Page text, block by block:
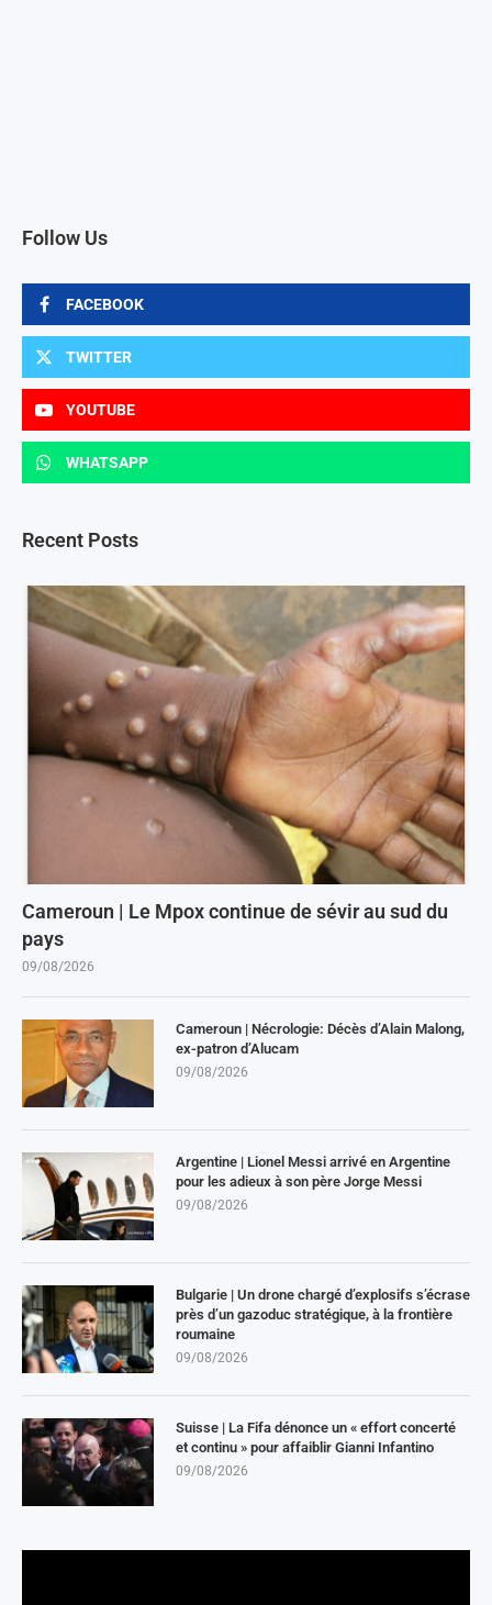
Follow Us
FACEBOOK
TWITTER
YOUTUBE
WHATSAPP
Recent Posts
Cameroun | Le Mpox continue de sévir au sud du
pays
09/08/2026
Cameroun | Nécrologie: Décès d’Alain Malong,
ex-patron d’Alucam
09/08/2026
Argentine | Lionel Messi arrivé en Argentine
pour les adieux à son père Jorge Messi
09/08/2026
Bulgarie | Un drone chargé d’explosifs s’écrase
près d’un gazoduc stratégique, à la frontière
roumaine
09/08/2026
Suisse | La Fifa dénonce un « effort concerté
et continu » pour affaiblir Gianni Infantino
09/08/2026